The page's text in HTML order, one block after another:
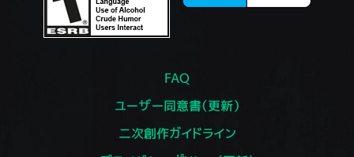
FAQ
ユーザー同意書（更新）
二次創作ガイドライン